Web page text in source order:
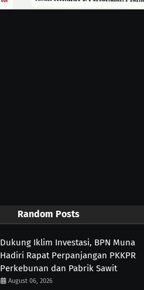
Random Posts
Dukung Iklim Investasi, BPN Muna
Hadiri Rapat Perpanjangan PKKPR
Perkebunan dan Pabrik Sawit
August 06, 2026